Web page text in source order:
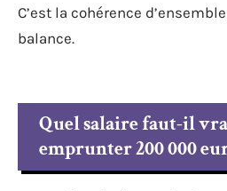
C’est la cohérence
balance.
Quel salaire faut-il
emprunter 200 000